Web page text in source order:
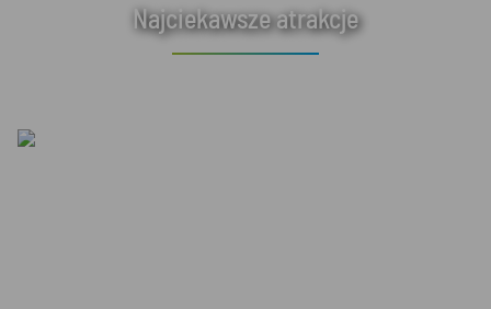
Najciekawsze atrakcje